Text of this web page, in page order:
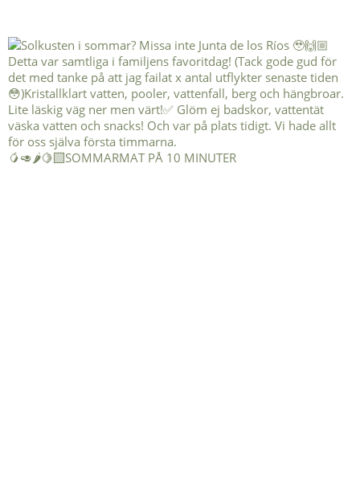
🥭🥑🌶️🍋‍🟩SOMMARMAT PÅ 10 MINUTER